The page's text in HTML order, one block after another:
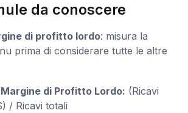
da conoscere
di profitto lordo: misura la
prima di considerare tutte le altre
di Profitto Lordo: (Ricavi
/ Ricavi totali